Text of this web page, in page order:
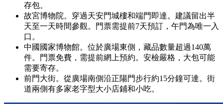
存包。
故宮博物院。穿過天安門城樓和端門即達。建議留出半
天至一天時間參觀。門票需提前7天預訂，午門為唯一入
口。
中國國家博物館。位於廣場東側，藏品數量超過140萬
件。門票免費，需提前網上預約。安檢嚴格，大包可能
需要寄存。
前門大街。從廣場南側沿正陽門步行約15分鐘可達。街
道兩側有多家老字型大小店鋪和小吃。